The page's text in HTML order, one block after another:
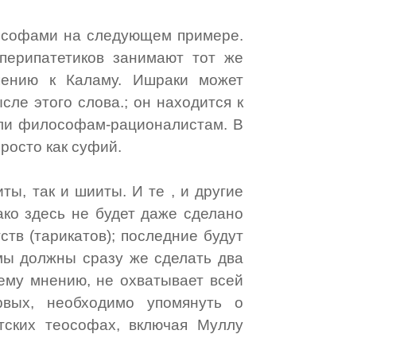
на следующем примере.
занимают тот же
к Каламу. Ишраки может
этого слова.; он находится к
философам-рационалистам. В
как суфий.
так и шииты. И те , и другие
здесь не будет даже сделано
(тарикатов); последние будут
должны сразу же сделать два
мнению, не охватывает всей
необходимо упомянуть о
теософах, включая Муллу